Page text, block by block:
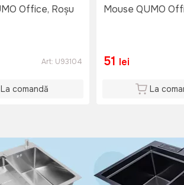
Office, Roșu
Art: U93104
La comandă
Mouse QUMO
51 lei
La